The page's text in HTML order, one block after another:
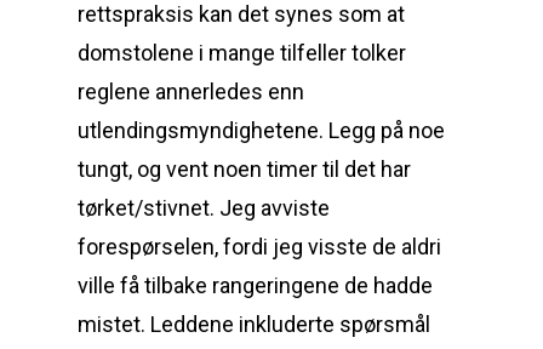
rettspraksis kan det synes som at
domstolene i mange tilfeller tolker
reglene annerledes enn
utlendingsmyndighetene. Legg på noe
tungt, og vent noen timer til det har
tørket/stivnet. Jeg avviste
forespørselen, fordi jeg visste de aldri
ville få tilbake rangeringene de hadde
mistet. Leddene inkluderte spørsmål